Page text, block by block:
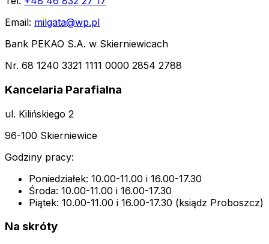
Email: milgata@wp.pl
Bank PEKAO S.A. w Skierniewicach
Nr. 68 1240 3321 1111 0000 2854 2788
Kancelaria Parafialna
ul. Kilińskiego 2
96-100 Skierniewice
Godziny pracy:
Poniedziałek: 10.00-11.00 i 16.00-17.30
Środa: 10.00-11.00 i 16.00-17.30
Piątek: 10.00-11.00 i 16.00-17.30 (ksiądz Proboszcz)
Na skróty